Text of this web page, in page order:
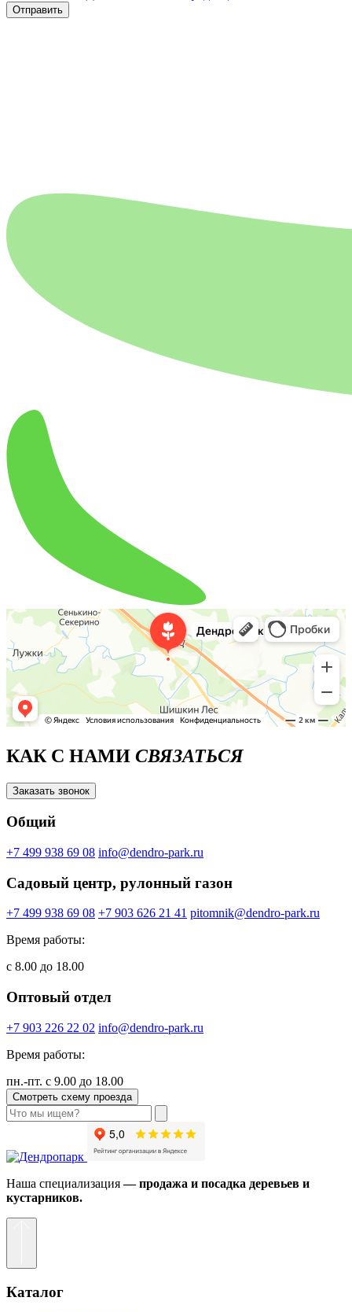
Отправить
КАК С НАМИ СВЯЗАТЬСЯ
Заказать звонок
Общий
+7 499 938 69 08 info@dendro-park.ru
Садовый центр, рулонный газон
+7 499 938 69 08 +7 903 626 21 41 pitomnik@dendro-park.ru
Время работы:
с 8.00 до 18.00
Оптовый отдел
+7 903 226 22 02 info@dendro-park.ru
Время работы:
пн.-пт. с 9.00 до 18.00
Смотреть схему проезда
Наша специализация— продажа и посадка деревьев и
кустарников.
Каталог